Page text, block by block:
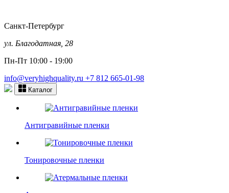
Санкт-Петербург
ул. Благодатная, 28
Пн-Пт 10:00 - 19:00
info@veryhighquality.ru +7 812 665-01-98
Каталог
Антигравийные пленки
Тонировочные пленки